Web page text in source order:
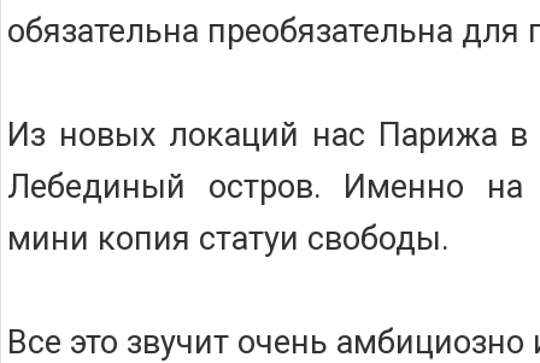
обязательна преобязательна для
Из новых локаций нас Парижа в
Лебединый остров. Именно на
мини копия статуи свободы.
Все это звучит очень